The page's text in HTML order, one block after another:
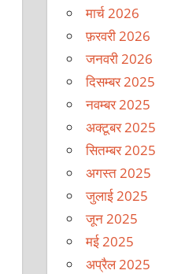
मार्च 2026
फ़रवरी 2026
जनवरी 2026
दिसम्बर 2025
नवम्बर 2025
अक्टूबर 2025
सितम्बर 2025
अगस्त 2025
जुलाई 2025
जून 2025
मई 2025
अप्रैल 2025